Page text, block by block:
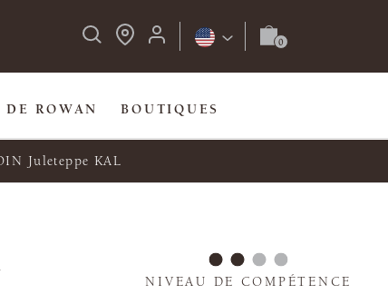
DE ROWAN BOUTIQUES
Juleteppe KAL
NIVEAU DE COMPÉTENCE